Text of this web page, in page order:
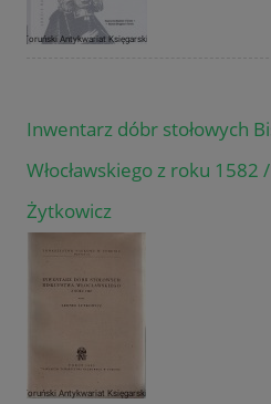
Inwentarz dóbr stołowych
Włocławskiego z roku 1582
Żytkowicz